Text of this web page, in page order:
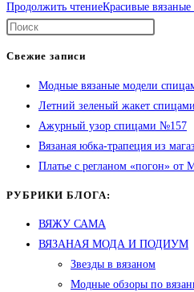
Продолжить чтениеКрасивые вязаные
Свежие записи
Модные вязаные модели
Летний зеленый жакет
Ажурный узор спицами №157
Вязаная юбка-трапеция из
Платье с регланом «погон» от
РУБРИКИ БЛОГА:
ВЯЖУ САМА
ВЯЗАНАЯ МОДА И ПОДИУМ
Звезды в вязаном
Модные обзоры по